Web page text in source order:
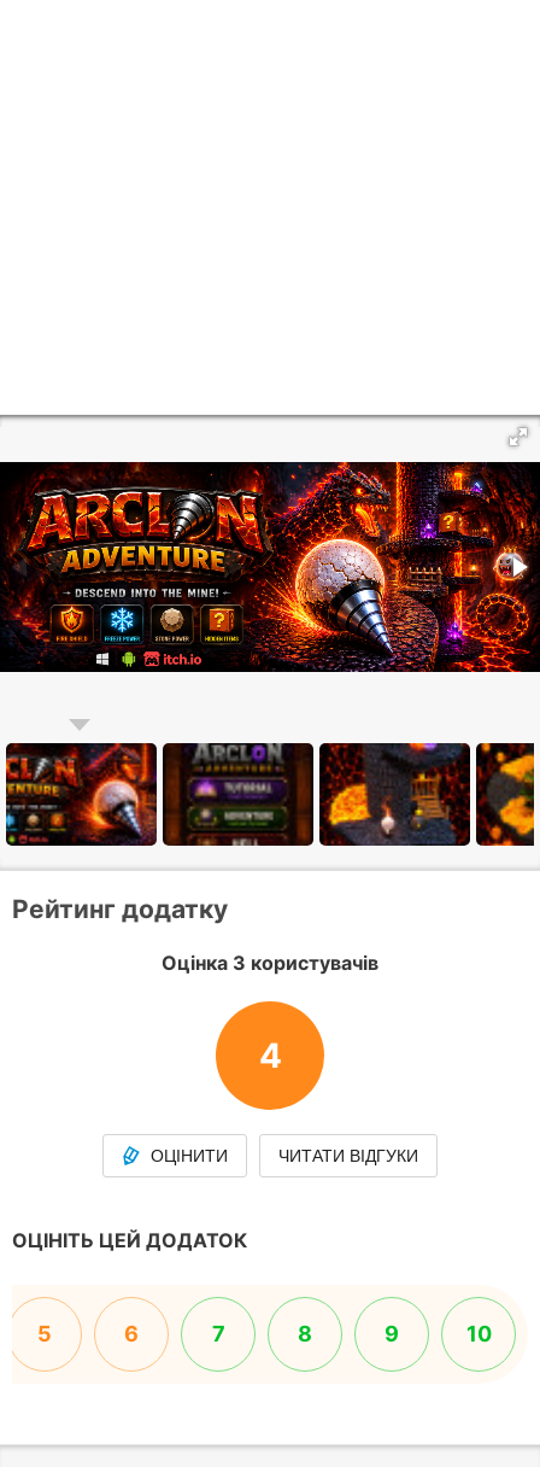
Рейтинг додатку
Оцінка 3 користувачів
4
ОЦІНИТИ ЧИТАТИ ВІДГУКИ
ОЦІНІТЬ ЦЕЙ ДОДАТОК
5 6 7 8 9 10